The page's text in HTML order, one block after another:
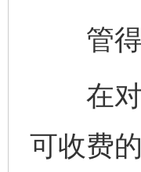
管得
在对
可收费